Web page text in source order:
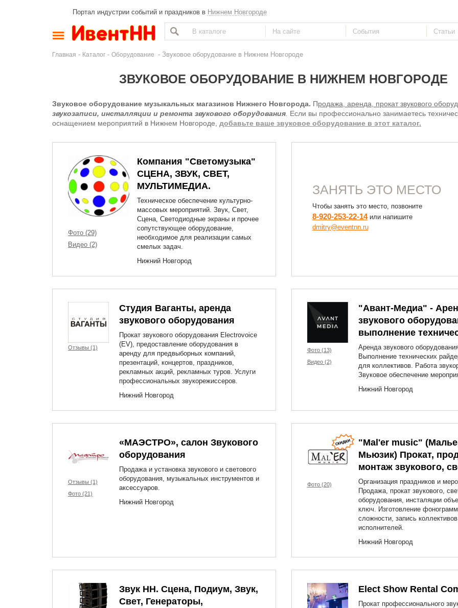
Портал индустрии событий и праздников в Нижнем Новгороде
Главная - Каталог - Оборудование - Звуковое оборудование в Нижнем Новгороде
ЗВУКОВОЕ ОБОРУДОВАНИЕ В НИЖНЕМ НОВГОРОДЕ
Звуковое оборудование музыкальных магазинов Нижнего Новгорода. Продажа, аренда, прокат звукового
звукозаписи, инсталляции и ремонта звукового оборудования Если вы профессионально занимаетесь
оснащением мероприятий в Нижнем Новгороде, добавьте ваше звуковое оборудование в этот каталог.
Фото (29)
Видео (2)
Компания "Светомузыка"
СЦЕНА, ЗВУК, СВЕТ,
МУЛЬТИМЕДИА.
Техническое обеспечение культурно-
массовых мероприятий. Звук, Свет,
Сцена, Светодиодные экраны и прочее
сопутствующее оборудование,
необходимое для реализации самых
смелых задач.
Нижний Новгород
ЗАНЯТЬ ЭТО МЕСТО
Чтобы занять это место, позвоните
8-920-253-22-14или напишите
dmitry@eventnn.ru
Отзывы (1)
Студия Ваганты, аренда
звукового оборудования
Прокат звукового оборудования Electrovoice
(EV), предоставление оборудования в
аренду для предвыборных компаний,
презентаций, концертов, праздников,
рекламных акций, рекламных туров. Услуги
профессиональных звукорежиссеров.
Нижний Новгород
Фото (13)
Видео (2)
"Авант-Медиа" -
звукового
выполнение
Аренда звукового
Выполнение технических
для коллективов. Работа
Звуковое обеспечение
Нижний Новгород
Отзывы (1)
Фото (21)
«МАЭСТРО», салон Звукового
оборудования
Продажа и установка звукового и светового
оборудования, музыкальных инструментов и
аксессуаров.
Нижний Новгород
Фото (20)
"Mal'er music"
Мьюзик) Прокат,
монтаж звукового,
Организация праздников и
Продажа, прокат звукового,
оборудования, инсталяции
ключ. Изготовление
сложности, запись
исполнителей.
Нижний Новгород
Звук НН. Сцена, Подиум, Звук,
Свет, Генераторы,
Elect Show Rental
Прокат профессионального